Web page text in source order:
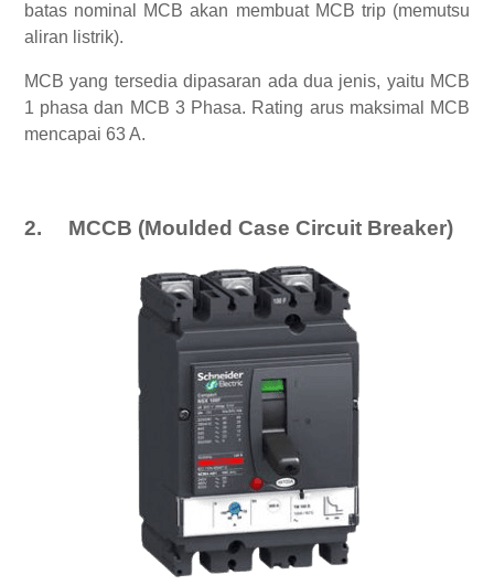
batas nominal MCB akan membuat MCB trip (memutsu
aliran listrik).
MCB yang tersedia dipasaran ada dua jenis, yaitu MCB
1 phasa dan MCB 3 Phasa. Rating arus maksimal MCB
mencapai 63 A.
2. MCCB (Moulded Case Circuit Breaker)